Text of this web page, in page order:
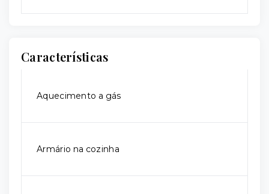
Características
Aquecimento a gás
Armário na cozinha